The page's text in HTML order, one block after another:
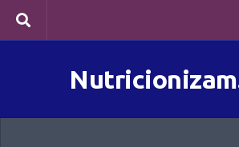
Skip to content